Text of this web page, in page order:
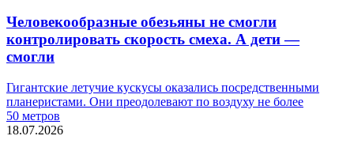
Человекообразные обезьяны не смогли
контролировать скорость смеха. А дети —
смогли
Гигантские летучие кускусы оказались посредственными
планеристами. Они преодолевают по воздуху не более
50 метров
18.07.2026